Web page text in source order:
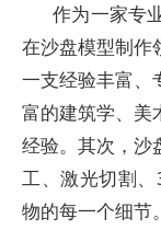
作为一家专
在沙盘模型制作
一支经验丰富、
富的建筑学、美
经验。其次，沙
工、激光切割
物的每一个细节